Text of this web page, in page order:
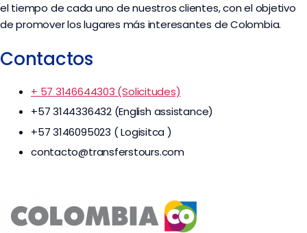
el tiempo de cada uno de nuestros clientes, con el objetivo
de promover los lugares más interesantes de Colombia.
Contactos
+ 57 3146644303 (Solicitudes)
+57 3144336432 (English assistance)
+57 3146095023 ( Logisitca )
contacto@transferstours.com